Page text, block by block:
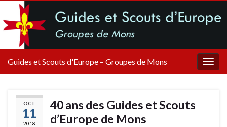
Guides et Scouts d'Europe – Groupes de Mons
OCT
11
2018
40 ans des Guides et Scouts
d’Europe de Mons